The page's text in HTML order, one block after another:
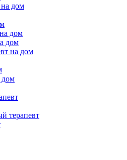
дом
дом
дом
на дом
дом
терапевт